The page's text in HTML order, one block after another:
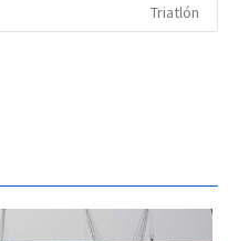
Triatlón